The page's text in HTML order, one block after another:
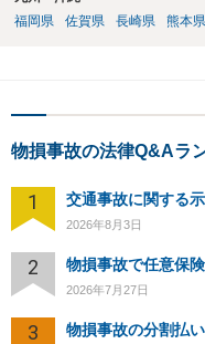
福岡県
佐賀県 長崎県 熊本県
物損事故の法律Q&Aラ
1 交通事故に関する
2026年8月3日
2 物損事故で任意保
2026年7月27日
3 物損事故の分割払